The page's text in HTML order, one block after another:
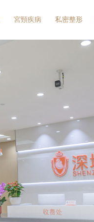
宮頸疾病 私密整形